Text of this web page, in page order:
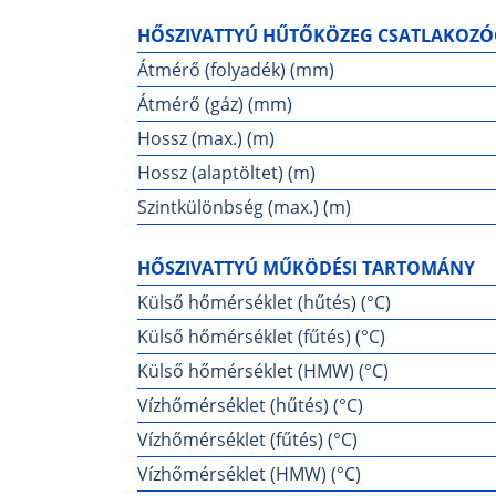
HŐSZIVATTYÚ HŰTŐKÖZEG
Átmérő (folyadék) (mm)
Átmérő (gáz) (mm)
Hossz (max.) (m)
Hossz (alaptöltet) (m)
Szintkülönbség (max.) (m)
HŐSZIVATTYÚ MŰKÖDÉSI TARTOMÁNY
Külső hőmérséklet (hűtés) (°C)
Külső hőmérséklet (fűtés) (°C)
Külső hőmérséklet (HMW) (°C)
Vízhőmérséklet (hűtés) (°C)
Vízhőmérséklet (fűtés) (°C)
Vízhőmérséklet (HMW) (°C)